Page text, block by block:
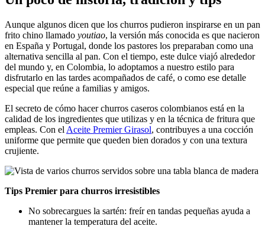
Aunque algunos dicen que los churros pudieron inspirarse en un pan
frito chino llamado youtiao, la versión más conocida es que nacieron
en España y Portugal, donde los pastores los preparaban como una
alternativa sencilla al pan. Con el tiempo, este dulce viajó alrededor
del mundo y, en Colombia, lo adoptamos a nuestro estilo para
disfrutarlo en las tardes acompañados de café, o como ese detalle
especial que reúne a familias y amigos.
El secreto de cómo hacer churros caseros colombianos está en la
calidad de los ingredientes que utilizas y en la técnica de fritura que
empleas. Con el Aceite Premier Girasol, contribuyes a una cocción
uniforme que permite que queden bien dorados y con una textura
crujiente.
Tips Premier para churros irresistibles
No sobrecargues la sartén: freír en tandas pequeñas ayuda a
mantener la temperatura del aceite.